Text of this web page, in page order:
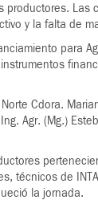
y la falta de
para
Cdora.
Agr. (Mg.)
técnicos de
la jornada.